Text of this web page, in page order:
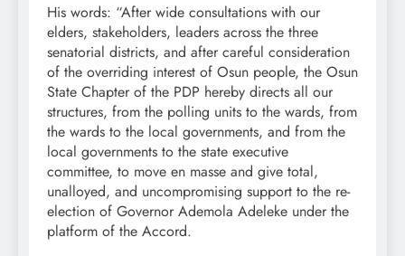
His words: “After wide consultations with our
elders, stakeholders, leaders across the three
senatorial districts, and after careful consideration
of the overriding interest of Osun people, the Osun
State Chapter of the PDP hereby directs all our
structures, from the polling units to the wards, from
the wards to the local governments, and from the
local governments to the state executive
committee, to move en masse and give total,
unalloyed, and uncompromising support to the re-
election of Governor Ademola Adeleke under the
platform of the Accord.